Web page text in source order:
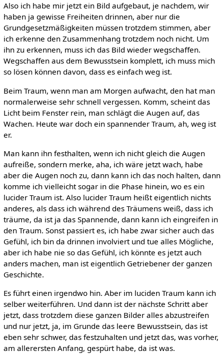
Also ich habe mir jetzt ein Bild aufgebaut, je nachdem, wir
haben ja gewisse Freiheiten drinnen, aber nur die
Grundgesetzmäßigkeiten müssen trotzdem stimmen, aber
ich erkenne den Zusammenhang trotzdem noch nicht. Um
ihn zu erkennen, muss ich das Bild wieder wegschaffen.
Wegschaffen aus dem Bewusstsein komplett, ich muss mich
so lösen können davon, dass es einfach weg ist.
Beim Traum, wenn man am Morgen aufwacht, den hat man
normalerweise sehr schnell vergessen. Komm, scheint das
Licht beim Fenster rein, man schlägt die Augen auf, das
Wachen. Heute war doch ein spannender Traum, ah, weg ist
er.
Man kann ihn festhalten, wenn ich nicht gleich die Augen
aufreiße, sondern merke, aha, ich wäre jetzt wach, habe
aber die Augen noch zu, dann kann ich das noch halten, dann
komme ich vielleicht sogar in die Phase hinein, wo es ein
lucider Traum ist. Also lucider Traum heißt eigentlich nichts
anderes, als dass ich während des Träumens weiß, dass ich
träume, da ist ja das Spannende, dann kann ich eingreifen in
den Traum. Sonst passiert es, ich habe zwar sicher auch das
Gefühl, ich bin da drinnen involviert und tue alles Mögliche,
aber ich habe nie so das Gefühl, ich könnte es jetzt auch
anders machen, man ist eigentlich Getriebener der ganzen
Geschichte.
Es führt einen irgendwo hin. Aber im luciden Traum kann ich
selber weiterführen. Und dann ist der nächste Schritt aber
jetzt, dass trotzdem diese ganzen Bilder alles abzustreifen
und nur jetzt, ja, im Grunde das leere Bewusstsein, das ist
eben sehr schwer, das festzuhalten und jetzt das, was vorher,
am allerersten Anfang, gespürt habe, da ist was.